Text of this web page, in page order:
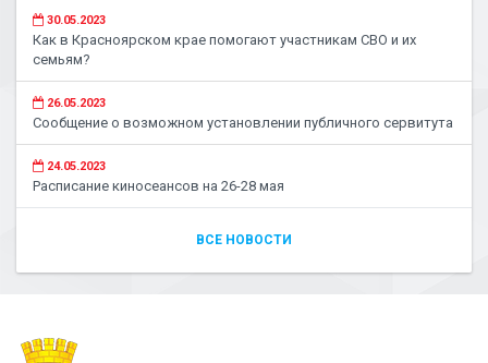
30.05.2023
Как в Красноярском крае помогают участникам СВО и их
семьям?
26.05.2023
Сообщение о возможном установлении публичного сервитута
24.05.2023
Расписание киносеансов на 26-28 мая
ВСЕ НОВОСТИ